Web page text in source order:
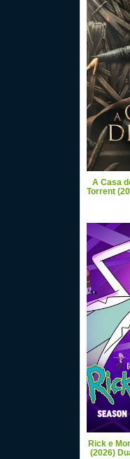
A Casa
Torrent
Rick e
(2026)